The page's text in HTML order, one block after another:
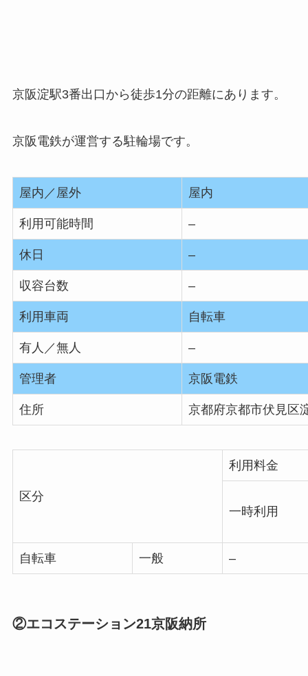
京阪淀駅3番出口から徒歩1分の距離にあります。
京阪電鉄が運営する駐輪場です。
屋内／屋外 屋内
利用可能時間 –
休日 –
収容台数 –
利用車両 自転車
有人／無人 –
管理者 京阪電鉄
住所 京都府京都市伏見区
区分
利用料金
一時利用
自転車 一般 –
②エコステーション21京阪納所